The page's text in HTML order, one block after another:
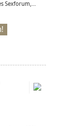
Sexforum,...